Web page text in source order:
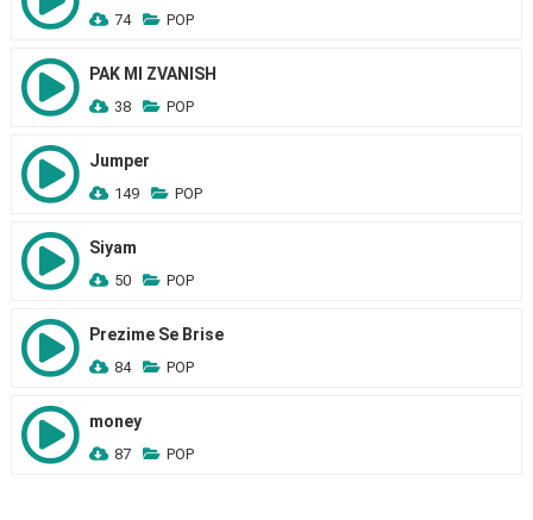
74 POP
PAK MI ZVANISH
38 POP
Jumper
149 POP
Siyam
50 POP
Prezime Se Brise
84 POP
money
87 POP